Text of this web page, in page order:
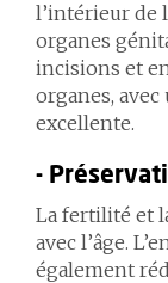
l’intérieur de
organes
incisions et
organes,
excellente.
-
La fertilité et
avec l’âge.
également